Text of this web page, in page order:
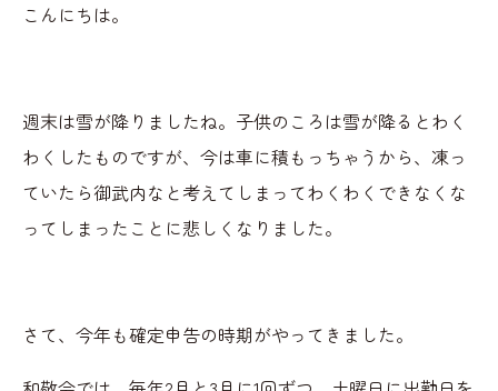
こんにちは。
週末は雪が降りましたね。子供のころは雪が降るとわく
わくしたものですが、今は車に積もっちゃうから、凍っ
ていたら御武内なと考えてしまってわくわくできなくな
ってしまったことに悲しくなりました。
さて、今年も確定申告の時期がやってきました。